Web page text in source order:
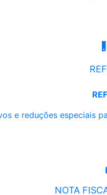
e reduções especiais
NOTA